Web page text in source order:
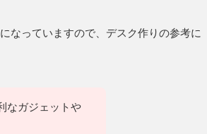
なっていますので、デスク作りの参考に
なガジェットや